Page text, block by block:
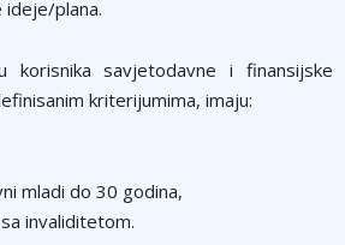
plana.
korisnika savjetodavne i finansijske
kriterijumima, imaju:
mladi do 30 godina,
invaliditetom.